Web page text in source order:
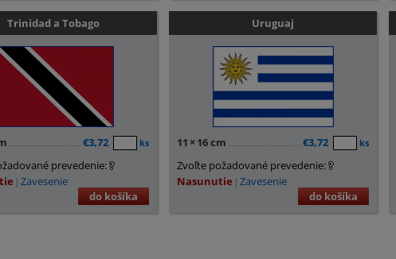
Trinidad a Tobago
€3,72 ks
prevedenie:
Zavesenie
do košíka
Uruguaj
11 × 16 cm €3,72 ks
Zvoľte požadované prevedenie:
Nasunutie Zavesenie
do košíka